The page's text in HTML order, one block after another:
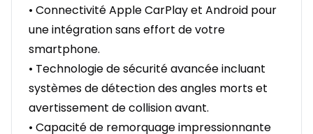
• Connectivité Apple CarPlay et Android pour
une intégration sans effort de votre
smartphone.
• Technologie de sécurité avancée incluant
systèmes de détection des angles morts et
avertissement de collision avant.
• Capacité de remorquage impressionnante